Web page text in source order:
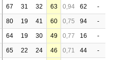
67 31 32 63 0,94 62 -
80 19 41 60 0,75 94 -
64 19 30 49 0,77 16 -
65 22 24 46 0,71 44 -